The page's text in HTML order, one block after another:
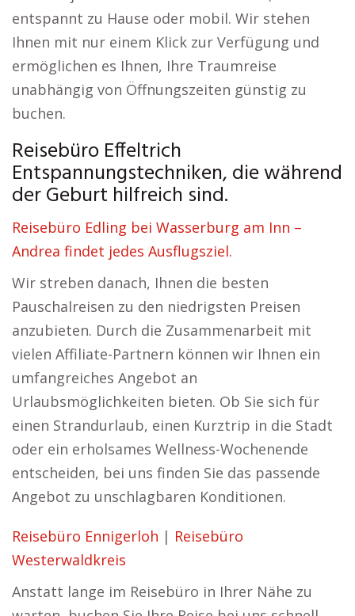
entspannt zu Hause oder mobil. Wir stehen
Ihnen mit nur einem Klick zur Verfügung und
ermöglichen es Ihnen, Ihre Traumreise
unabhängig von Öffnungszeiten günstig zu
buchen.
Reisebüro Effeltrich
Entspannungstechniken, die während
der Geburt hilfreich sind.
Reisebüro Edling bei Wasserburg am Inn –
Andrea findet jedes Ausflugsziel.
Wir streben danach, Ihnen die besten
Pauschalreisen zu den niedrigsten Preisen
anzubieten. Durch die Zusammenarbeit mit
vielen Affiliate-Partnern können wir Ihnen ein
umfangreiches Angebot an
Urlaubsmöglichkeiten bieten. Ob Sie sich für
einen Strandurlaub, einen Kurztrip in die Stadt
oder ein erholsames Wellness-Wochenende
entscheiden, bei uns finden Sie das passende
Angebot zu unschlagbaren Konditionen.
Reisebüro Ennigerloh | Reisebüro
Westerwaldkreis
Anstatt lange im Reisebüro in Ihrer Nähe zu